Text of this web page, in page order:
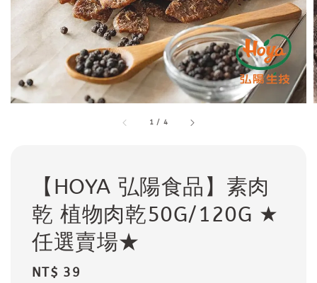
1 / 4
【HOYA 弘陽食品】素肉
乾 植物肉乾50G/120G ★
任選賣場★
Regular
NT$ 39